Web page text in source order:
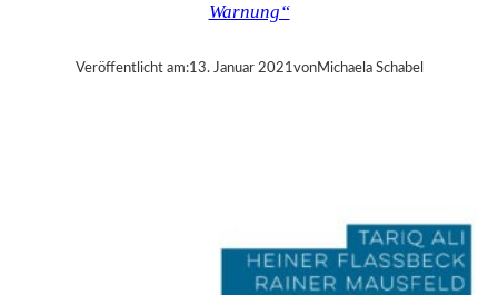
Warnung“
Veröffentlicht am:13. Januar 2021vonMichaela Schabel